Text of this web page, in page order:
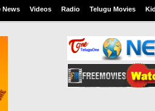
News Videos Radio Telugu Movies